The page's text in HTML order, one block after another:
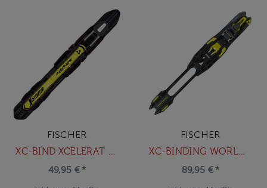
FISCHER
XC-BIND XCELERAT SKATE JR NIS
49,95 € *
FISCHER
XC-BINDING WORLD CUP CLASSIC IFP BL
89,95 € *